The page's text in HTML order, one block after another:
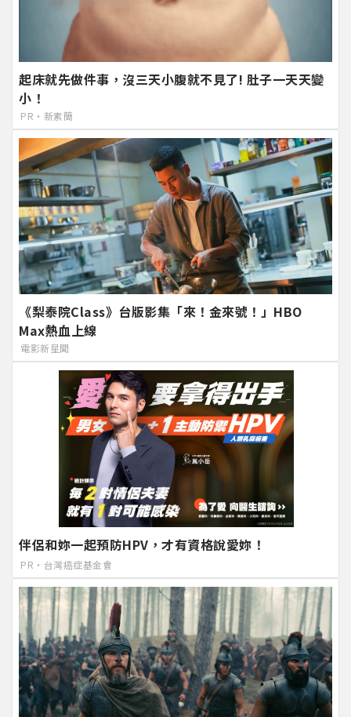
起床就先做件事，沒三天小腹就不見了! 肚子一天天變
小！
PR・新素簡
《梨泰院Class》台版影集「來！金來號！」HBO
Max熱血上線
電影新星聞
伴侶和妳一起預防HPV，才有資格說愛妳！
PR・台灣癌症基金會